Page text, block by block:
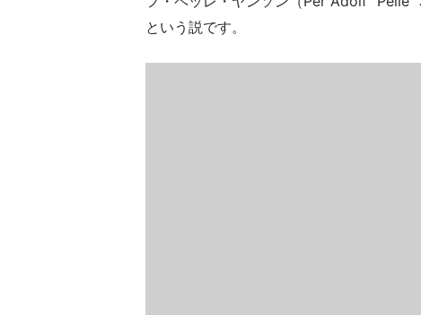
という説です。